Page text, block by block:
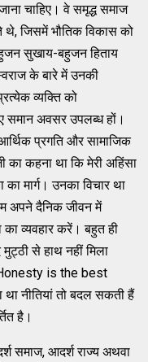
चाहिए। वे समृद्ध समाज
जिसमें भौतिक विकास को
सुखाय-बहुजन हिताय
के बारे में उनकी
व्‍यक्ति को
समान अवसर उपलब्ध हों।
प्रगति और सामाजिक
का कहना था कि मेरी अहिंसा
का मार्ग। उनका विचार था
अपने दैनिक जीवन में
का व्यवहार करें। बहुत ही
से हाथ नहीं मिला
is the best
नीतियां तो बदल सकती हैं
है।
समाज, आदर्श राज्य अथवा